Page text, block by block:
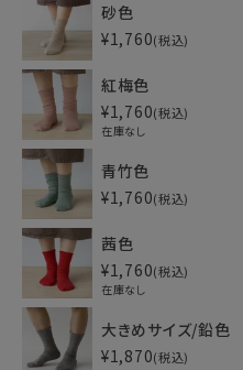
砂色
¥1,760 税込
紅梅色
¥1,760 税込
在庫なし
青竹色
¥1,760 税込
茜色
¥1,760 税込
在庫なし
大きめサイズ/鉛色
¥1,870 税込